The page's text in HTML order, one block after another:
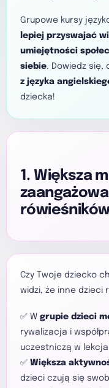
Grupowe kursy
lepiej przyswajać
umiejętności
siebie. Dowiedz się,
z języka
dziecka!
1. Większa
Czy Twoje dziecko
widzi, że inne dzieci
✅ W grupie dzieci
rywalizacja i
uczestniczą w
✅ Większa
dzieci czują się